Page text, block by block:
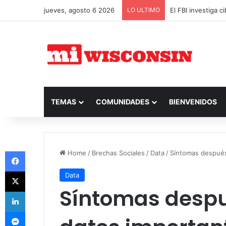
jueves, agosto 6 2026 LO ULTIMO El FBI investiga
TEMAS COMUNIDADES BIENVENIDOS
Home / Brechas Sociales / Data / Síntomas
Data
Síntomas